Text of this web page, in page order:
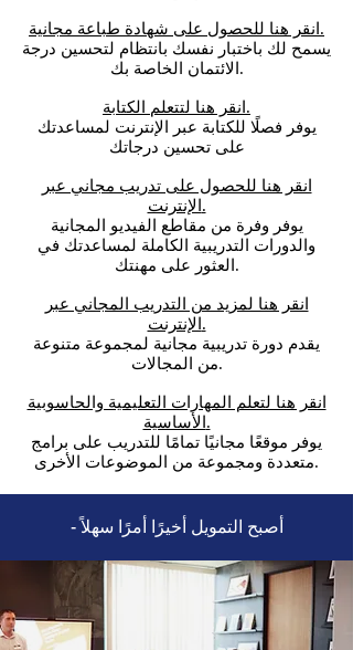
انقر هنا للحصول على شهادة طباعة مجانية.
يسمح لك باختبار نفسك بانتظام لتحسين درجة
الائتمان الخاصة بك.
انقر هنا لتتعلم الكتابة.
يوفر فصلًا للكتابة عبر الإنترنت لمساعدتك
على تحسين درجاتك
انقر هنا للحصول على تدريب مجاني عبر
الإنترنت.
يوفر وفرة من مقاطع الفيديو المجانية
والدورات التدريبية الكاملة لمساعدتك في
العثور على مهنتك.
انقر هنا لمزيد من التدريب المجاني عبر
الإنترنت.
يقدم دورة تدريبية مجانية لمجموعة متنوعة
من المجالات.
انقر هنا لتعلم المهارات التعليمية والحاسوبية
الأساسية.
يوفر موقعًا مجانيًا تمامًا للتدريب على برامج
متعددة ومجموعة من الموضوعات الأخرى.
- أصبح التمويل أخيرًا أمرًا سهلاً